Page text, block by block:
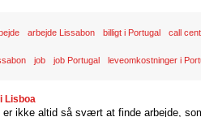
arbejde Lissabon billigt i Portugal call
job job Portugal leveomkostninger i
Lisboa
er ikke altid så svært at finde arbejde,